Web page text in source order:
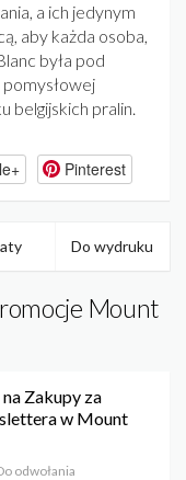
a ich jedynym
aby każda osoba,
była pod
belgijskich pralin.
Pinterest
Do wydruku
Mount
Zakupy za
w Mount
odwołania